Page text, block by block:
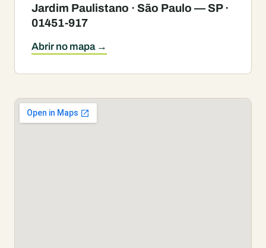
Jardim Paulistano · São Paulo — SP ·
01451-917
Abrir no mapa →